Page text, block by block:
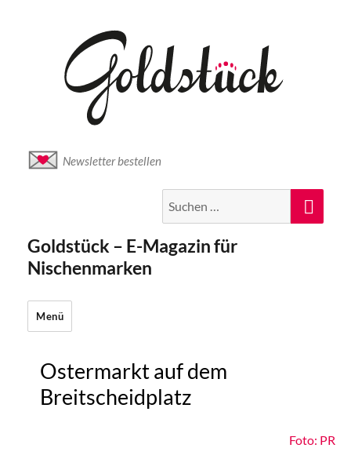
Newsletter bestellen
nach:
Goldstück – E-Magazin für
Nischenmarken
Menü
Ostermarkt auf dem
Breitscheidplatz
Foto: PR